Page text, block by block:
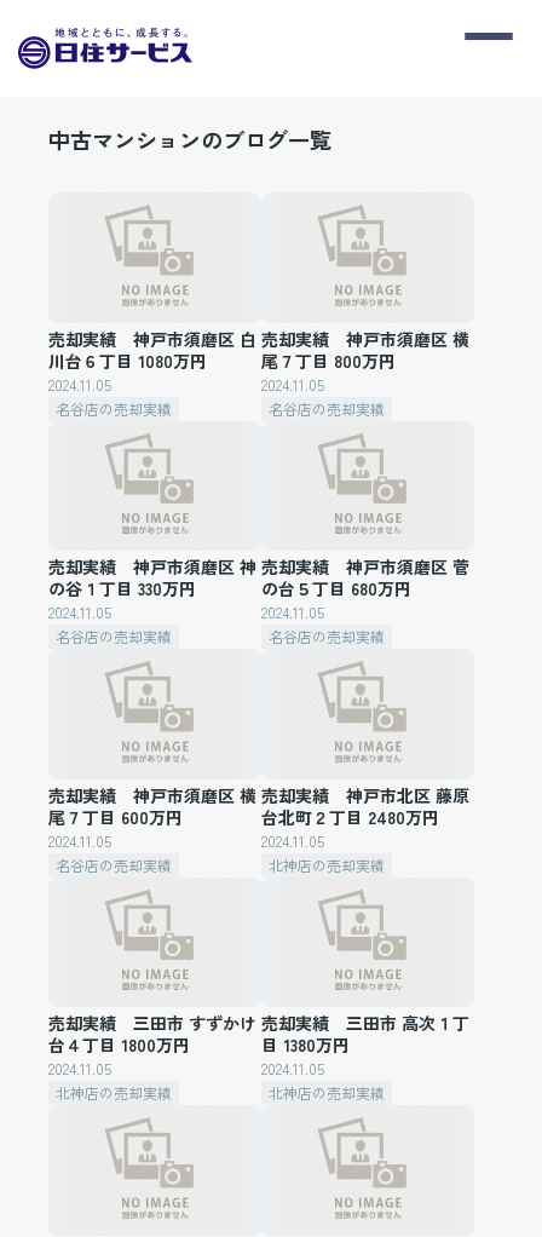
中古マンションのブログ一覧
売却実績 神戸市須磨区 白
川台６丁目 1080万円
2024.11.05
名谷店の売却実績
売却実績 神戸市須磨区 横
尾７丁目 800万円
2024.11.05
名谷店の売却実績
売却実績 神戸市須磨区 神
の谷１丁目 330万円
2024.11.05
名谷店の売却実績
売却実績 神戸市須磨区 菅
の台５丁目 680万円
2024.11.05
名谷店の売却実績
売却実績 神戸市須磨区 横
尾７丁目 600万円
2024.11.05
名谷店の売却実績
売却実績 神戸市北区 藤原
台北町２丁目 2480万円
2024.11.05
北神店の売却実績
売却実績 三田市 すずかけ
台４丁目 1800万円
2024.11.05
北神店の売却実績
売却実績 三田市 高次１丁
目 1380万円
2024.11.05
北神店の売却実績